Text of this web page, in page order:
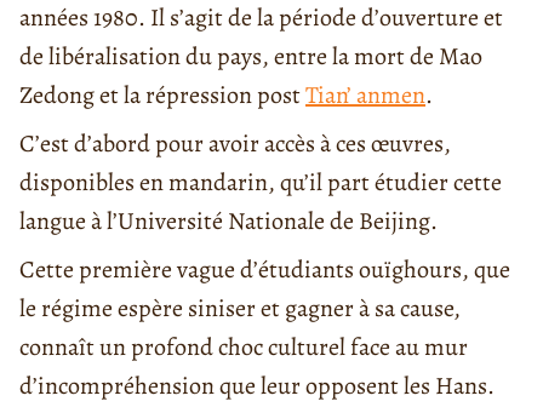
années 1980. Il s’agit de la période d’ouverture et
de libéralisation du pays, entre la mort de Mao
Zedong et la répression postTian’ anmen.
C’est d’abord pour avoir accès à ces œuvres,
disponibles en mandarin, qu’il part étudier cette
langue à l’Université Nationale de Beijing.
Cette première vague d’étudiants ouïghours, que
le régime espère siniser et gagner à sa cause,
connaît un profond choc culturel face au mur
d’incompréhension que leur opposent les Hans.